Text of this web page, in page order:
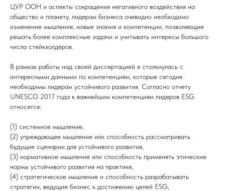
ЦУР ООН и аспекты сокращения негативного воздействия на
общество и планету, лидерам бизнеса очевидно необходимо
изменение мышления, новые знания и компетенции, позволяющие
решать более комплексные задачи и учитывать интересы большого
числа стейкхолдеров.
В рамках работы над своей диссертацией я столкнулась с
интересными данными по компетенциям, которые сегодня
необходимы лидерам устойчивого развития. Согласно отчету
UNESCO 2017 года к важнейшим компетенциям лидеров ESG
относятся:
(1) системное мышление,
(2) упреждающее мышление или способность рассматривать
будущие сценарии для устойчивого развития,
(3) нормативное мышление или способность применять этические
нормы устойчивого развития на практике,
(4) стратегическое мышление и способность разрабатывать
стратегии, ведущие бизнес к достижению целей ESG,